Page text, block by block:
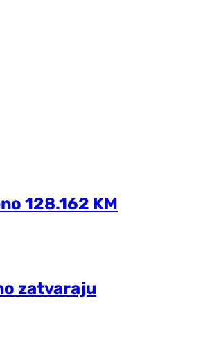
128.162 KM
zatvaraju